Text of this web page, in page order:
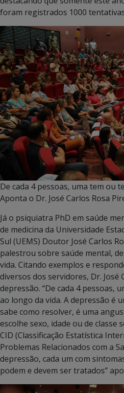
foram registrados 1000
De cada 4 pessoas, uma tem ou
Aponta o Dr. José Carlos Rosa
Já o psiquiatra PhD em saúde
de medicina da Universidade
Sul (UEMS) Doutor José Carlos
palestrou sobre saúde mental,
vida. Citando exemplos e
diversos dos servidores, Dr. José
depressão. “De cada 4 pessoas,
ao longo da vida. A depressão é
sabe como resolver, é uma
escolhe sexo, idade ou de classe
CID (Classificação Estatística
Problemas Relacionados com a
depressão, cada um com
podem e devem ser tratados”